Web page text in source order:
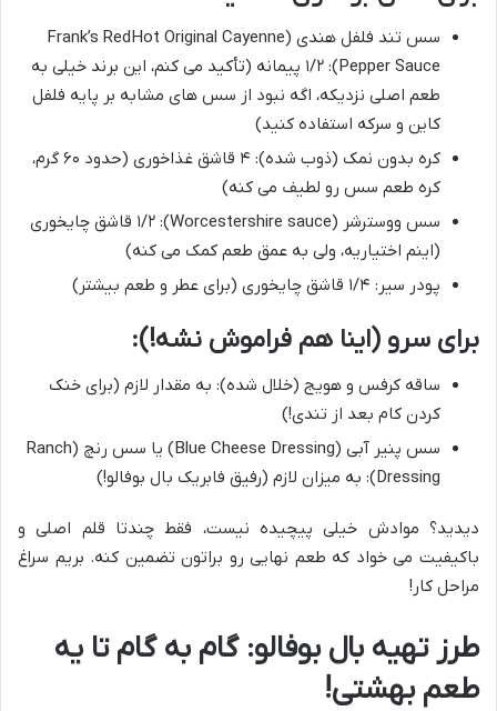
سس تند فلفل هندی (Frank’s RedHot Original Cayenne
Pepper Sauce): ۱/۲ پیمانه (تأکید می کنم، این برند خیلی به
طعم اصلی نزدیکه، اگه نبود از سس های مشابه بر پایه فلفل
کاین و سرکه استفاده کنید)
کره بدون نمک (ذوب شده): ۴ قاشق غذاخوری (حدود ۶۰ گرم،
کره طعم سس رو لطیف می کنه)
سس ووسترشر (Worcestershire sauce): ۱/۲ قاشق چایخوری
(اینم اختیاریه، ولی به عمق طعم کمک می کنه)
پودر سیر: ۱/۴ قاشق چایخوری (برای عطر و طعم بیشتر)
برای سرو (اینا هم فراموش نشه!):
ساقه کرفس و هویج (خلال شده): به مقدار لازم (برای خنک
کردن کام بعد از تندی!)
سس پنیر آبی (Blue Cheese Dressing) یا سس رنچ (Ranch
Dressing): به میزان لازم (رفیق فابریک بال بوفالو!)
دیدید؟ موادش خیلی پیچیده نیست، فقط چندتا قلم اصلی و
باکیفیت می خواد که طعم نهایی رو براتون تضمین کنه. بریم سراغ
مراحل کار!
طرز تهیه بال بوفالو: گام به گام تا یه
طعم بهشتی!